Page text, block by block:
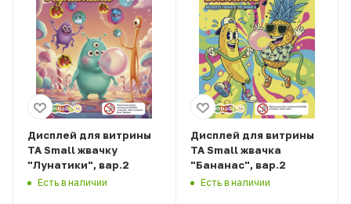
Дисплей для витрины
ТА Small жвачку
"Лунатики", вар.2
Есть в наличии
Дисплей для витрины
ТА Small жвачка
"Бананас", вар.2
Есть в наличии